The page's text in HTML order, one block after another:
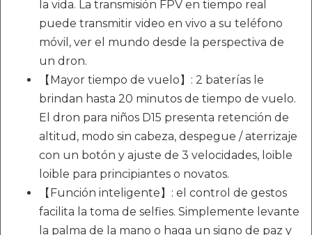
la vida. La transmisión FPV en tiempo real
puede transmitir video en vivo a su teléfono
móvil, ver el mundo desde la perspectiva de
un dron.
【Mayor tiempo de vuelo】: 2 baterías le
brindan hasta 20 minutos de tiempo de vuelo.
El dron para niños D15 presenta retención de
altitud, modo sin cabeza, despegue / aterrizaje
con un botón y ajuste de 3 velocidades, loible
loible para principiantes o novatos.
【Función inteligente】: el control de gestos
facilita la toma de selfies. Simplemente levante
la palma de la mano o haga un signo de paz y